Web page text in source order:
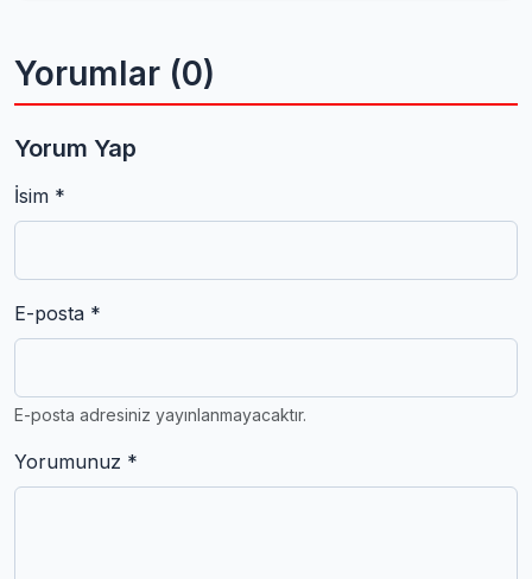
Yorumlar (0)
Yorum Yap
İsim *
E-posta *
E-posta adresiniz yayınlanmayacaktır.
Yorumunuz *